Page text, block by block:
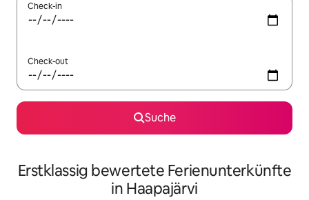
Check-in
Check-out
Suche
Erstklassig bewertete Ferienunterkünfte
in Haapajärvi